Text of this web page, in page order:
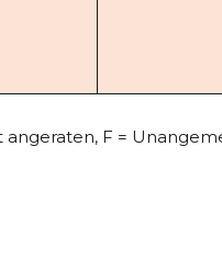
angeraten, F =